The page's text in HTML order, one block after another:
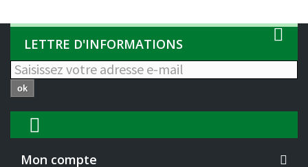
LETTRE D'INFORMATIONS
ok
Mon compte